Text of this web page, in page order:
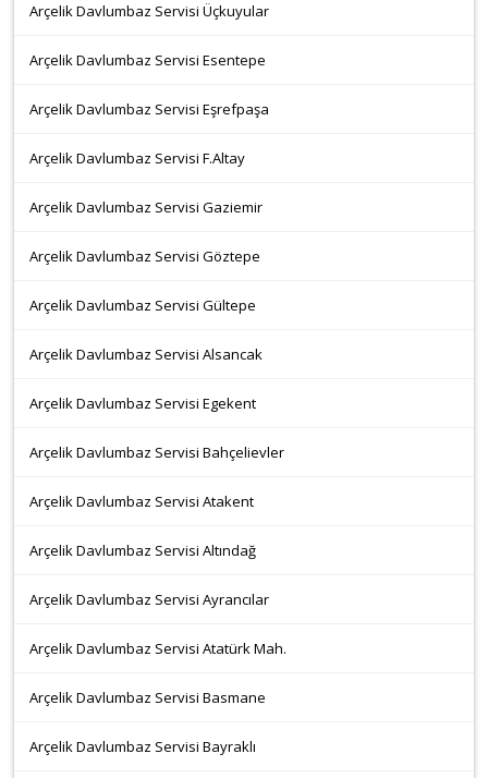
Arçelik Davlumbaz Servisi Üçkuyular
Arçelik Davlumbaz Servisi Esentepe
Arçelik Davlumbaz Servisi Eşrefpaşa
Arçelik Davlumbaz Servisi F.Altay
Arçelik Davlumbaz Servisi Gaziemir
Arçelik Davlumbaz Servisi Göztepe
Arçelik Davlumbaz Servisi Gültepe
Arçelik Davlumbaz Servisi Alsancak
Arçelik Davlumbaz Servisi Egekent
Arçelik Davlumbaz Servisi Bahçelievler
Arçelik Davlumbaz Servisi Atakent
Arçelik Davlumbaz Servisi Altındağ
Arçelik Davlumbaz Servisi Ayrancılar
Arçelik Davlumbaz Servisi Atatürk Mah.
Arçelik Davlumbaz Servisi Basmane
Arçelik Davlumbaz Servisi Bayraklı